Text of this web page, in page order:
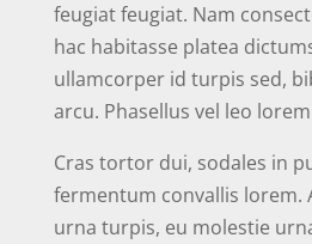
feugiat feugiat. Nam
hac habitasse platea
ullamcorper id turpis sed,
arcu. Phasellus vel leo
Cras tortor dui, sodales in
fermentum convallis lorem.
urna turpis, eu molestie